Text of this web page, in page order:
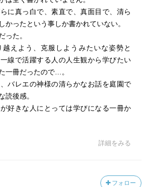
に真っ白で、素直で、真面目で、清ら
かったという事しか書かれていない。
った。
えよう、克服しようみたいな姿勢と
線で活躍する人の人生観から学びたい
一冊だったので…。
バレエの神様の清らかなお話を庭園で
読後感。
好きな人にとっては学びになる一冊か
詳細をみる
フォロー